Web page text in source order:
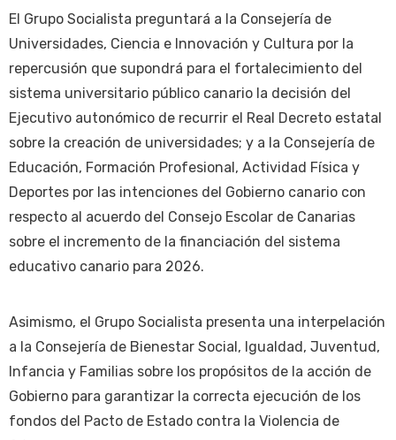
El Grupo Socialista preguntará a la Consejería de
Universidades, Ciencia e Innovación y Cultura por la
repercusión que supondrá para el fortalecimiento del
sistema universitario público canario la decisión del
Ejecutivo autonómico de recurrir el Real Decreto estatal
sobre la creación de universidades; y a la Consejería de
Educación, Formación Profesional, Actividad Física y
Deportes por las intenciones del Gobierno canario con
respecto al acuerdo del Consejo Escolar de Canarias
sobre el incremento de la financiación del sistema
educativo canario para 2026.
Asimismo, el Grupo Socialista presenta una interpelación
a la Consejería de Bienestar Social, Igualdad, Juventud,
Infancia y Familias sobre los propósitos de la acción de
Gobierno para garantizar la correcta ejecución de los
fondos del Pacto de Estado contra la Violencia de